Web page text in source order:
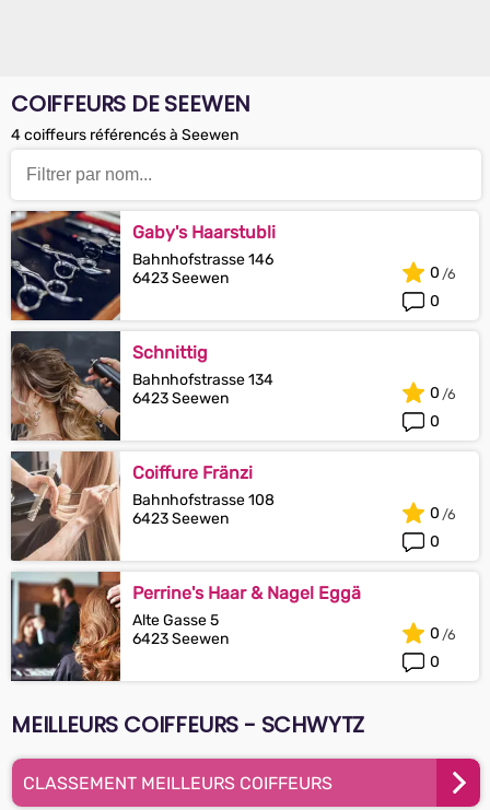
COIFFEURS DE SEEWEN
4 coiffeurs référencés à Seewen
Gaby's Haarstubli
Bahnhofstrasse 146
6423 Seewen
0
0
Schnittig
Bahnhofstrasse 134
6423 Seewen
0
0
Coiffure Fränzi
Bahnhofstrasse 108
6423 Seewen
0
0
Perrine's Haar & Nagel Eggä
Alte Gasse 5
6423 Seewen
0
0
MEILLEURS COIFFEURS - SCHWYTZ
CLASSEMENT MEILLEURS COIFFEURS